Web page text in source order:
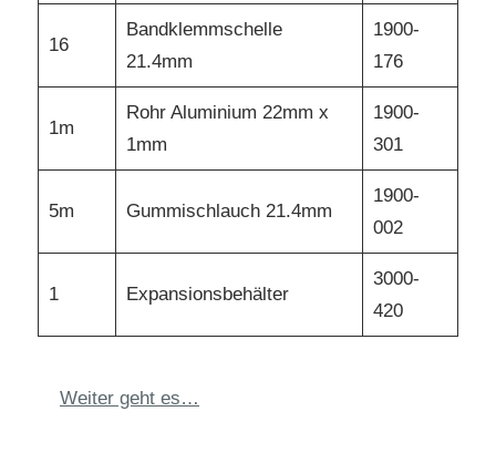
16
Bandklemmschelle
21.4mm
1900-
176
1m
Rohr Aluminium 22mm x
1mm
1900-
301
5m Gummischlauch 21.4mm
1900-
002
1 Expansionsbehälter
3000-
420
Weiter geht es…